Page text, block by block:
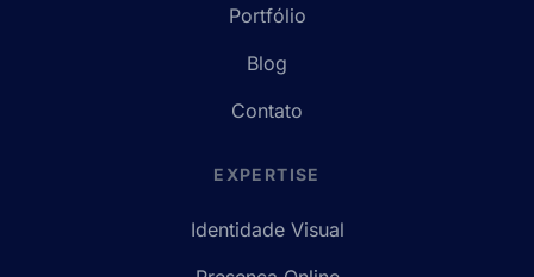
Portfólio
Blog
Contato
EXPERTISE
Identidade Visual